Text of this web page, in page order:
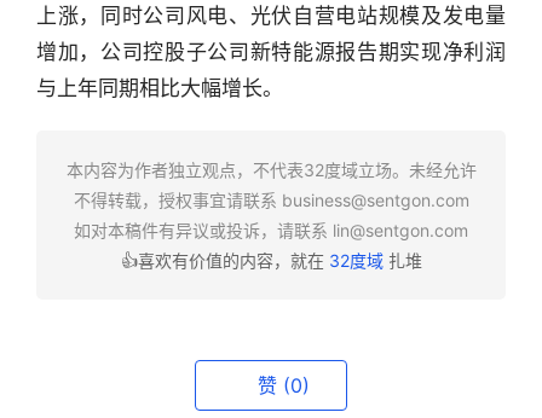
行
业
上涨，同时公司风电、光伏自营电站规模及发电量
增加，公司控股子公司新特能源报告期实现净利润
与上年同期相比大幅增长。
本内容为作者独立观点，不代表32度域立场。未经允许
不得转载，授权事宜请联系 business@sentgon.com
如对本稿件有异议或投诉，请联系 lin@sentgon.com
👍喜欢有价值的内容，就在 32度域扎堆
赞 (0)